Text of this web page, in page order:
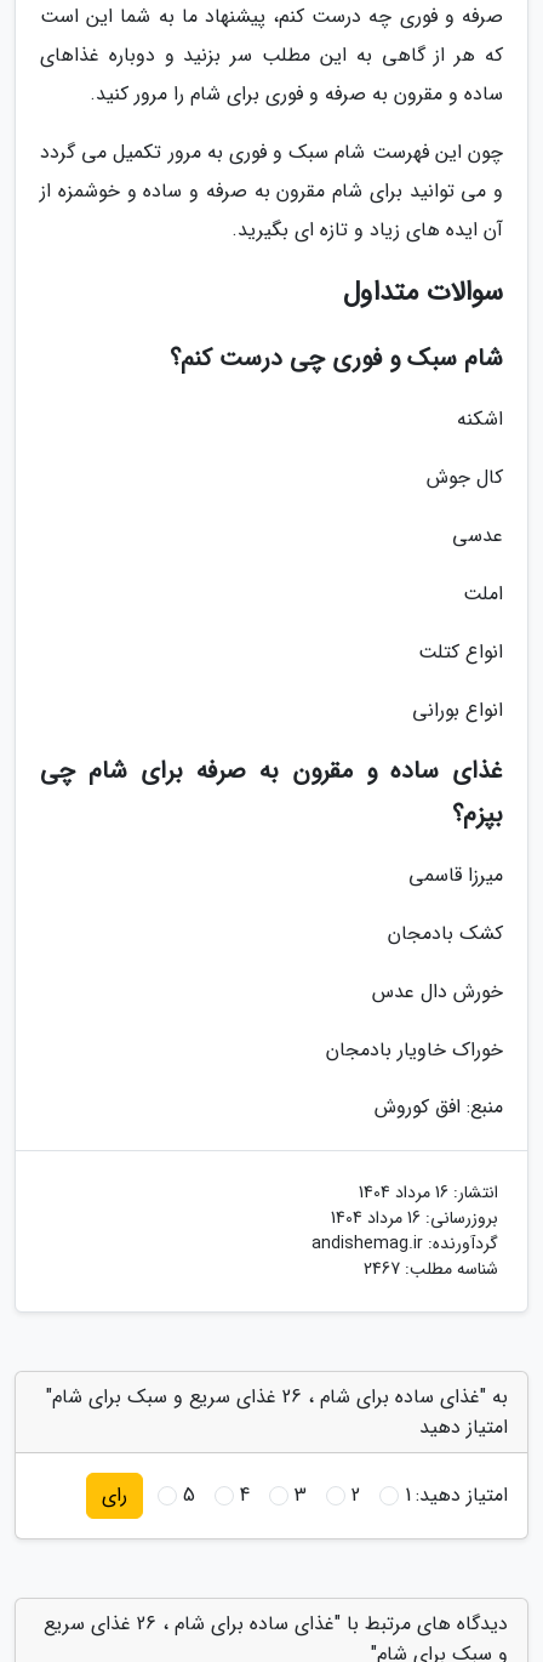
صرفه و فوری چه درست کنم، پیشنهاد ما به شما این است
که هر از گاهی به این مطلب سر بزنید و دوباره غذاهای
ساده و مقرون به صرفه و فوری برای شام را مرور کنید.
چون این فهرست شام سبک و فوری به مرور تکمیل می گردد
و می توانید برای شام مقرون به صرفه و ساده و خوشمزه از
آن ایده های زیاد و تازه ای بگیرید.
سوالات متداول
شام سبک و فوری چی درست کنم؟
اشکنه
کال جوش
عدسی
املت
انواع کتلت
انواع بورانی
غذای ساده و مقرون به صرفه برای شام چی
بپزم؟
میرزا قاسمی
کشک بادمجان
خورش دال عدس
خوراک خاویار بادمجان
منبع: افق کوروش
انتشار: 16 مرداد 1404
بروزرسانی: 16 مرداد 1404
گردآورنده: andishemag.ir
شناسه مطلب: 2467
به "غذای ساده برای شام ، 26 غذای سریع و سبک برای شام"
امتیاز دهید
امتیاز دهید:1
2
3
4
5 رای
دیدگاه های مرتبط با "غذای ساده برای شام ، 26 غذای سریع
و سبک برای شام"